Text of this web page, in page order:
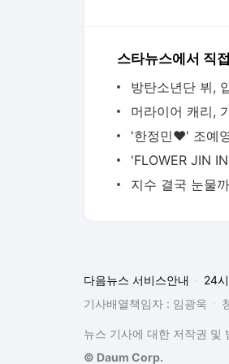
스타뉴스에서 직
다음뉴스 서비스안내 24
기사배열책임자 : 임광욱
뉴스 기사에 대한 저작권 및
© Daum Corp.